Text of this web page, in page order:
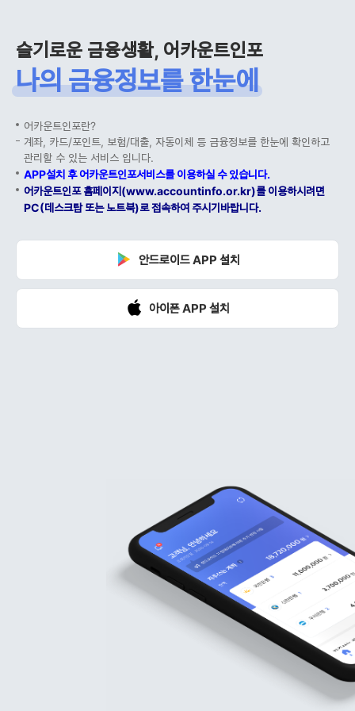
슬기로운 금융생활, 어카운트인포
나의 금융정보를 한눈에
어카운트인포란?
계좌, 카드/포인트, 보험/대출, 자동이체 등 금융정보를 한눈에 확인하고
관리할 수 있는 서비스 입니다.
APP설치 후 어카운트인포서비스를 이용하실 수 있습니다.
어카운트인포 홈페이지(www.accountinfo.or.kr)를 이용하시려면
PC(데스크탑 또는 노트북)로 접속하여 주시기바랍니다.
안드로이드 APP 설치
아이폰 APP 설치